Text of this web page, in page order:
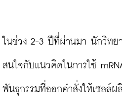
ในช่วง 2-3 ปีที่ผ่านมา นักวิทย
สนใจกับแนวคิดในการใช้
พันธุกรรมที่ออกคำสั่งให้เซลล์